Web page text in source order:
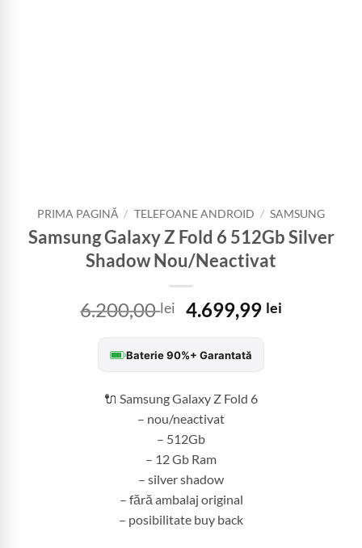
PRIMA PAGINĂ / TELEFOANE ANDROID / SAMSUNG
Samsung Galaxy Z Fold 6 512Gb Silver
Shadow Nou/Neactivat
6.200,00lei
Prețul
a
fost:
4.699,99 leiPrețul
Baterie 90%+ Garantată
🔌 Samsung Galaxy Z Fold 6
– nou/neactivat
– 512Gb
– 12 Gb Ram
– silver shadow
– fără ambalaj original
– posibilitate buy back